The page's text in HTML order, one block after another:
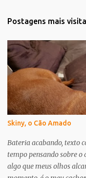
r
i
o
s
Postagens mais
Skiny, o Cão Amado
Bateria acabando, texto
tempo pensando sobre o
algo que meus olhos